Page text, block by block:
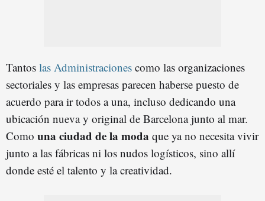
Tantos las Administraciones como las organizaciones
sectoriales y las empresas parecen haberse puesto de
acuerdo para ir todos a una, incluso dedicando una
ubicación nueva y original de Barcelona junto al mar.
Como una ciudad de la moda que ya no necesita vivir
junto a las fábricas ni los nudos logísticos, sino allí
donde esté el talento y la creatividad.